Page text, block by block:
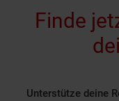
Finde
Unterstütze deine